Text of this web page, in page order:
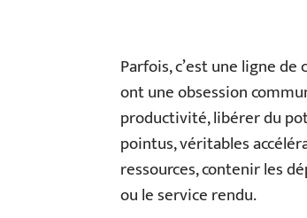
Parfois, c’est une ligne
ont une obsession
productivité, libérer du
pointus, véritables
ressources, contenir les
ou le service rendu.